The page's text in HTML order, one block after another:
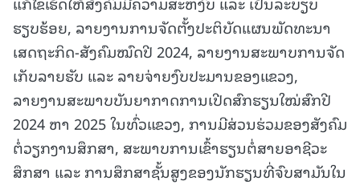
ຮຽບຮ້ອຍ, ລາຍງານການຈັດຕັ້ງປະຕິບັດແຜນພັດທະນາ
ເສດຖະກິດ-ສັງຄົມໝົດປີ 2024, ລາຍງານສະພາບການຈັດ
ເກັບລາຍຮັບ ແລະ ລາຍຈ່າຍງົບປະມານຂອງແຂວງ,
ລາຍງານສະພາບບັນຍາກາດການເປີດສົກຮຽນໃໝ່ສົກປີ
2024 ຫາ 2025 ໃນທົ່ວແຂວງ, ການມີສ່ວນຮ່ວມຂອງສັງຄົມ
ຕໍ່ວຽກງານສຶກສາ, ສະພາບການເຂົ້າຮຽນຕໍ່ສາຍອາຊີວະ
ສຶກສາ ແລະ ການສຶກສາຊັ້ນສູງຂອງນັກຮຽນທີ່ຈົບສາມັນໃນ